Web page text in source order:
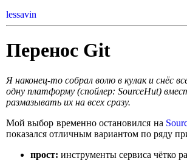
lessavin
Перенос Git
Я наконец-то собрал волю в кулак и снёс
одну платформу (спойлер: SourceHut)
размазывать их на всех сразу.
Мой выбор временно остановился на
показался отличным вариантом по ряду
прост: инструменты сервиса чётко